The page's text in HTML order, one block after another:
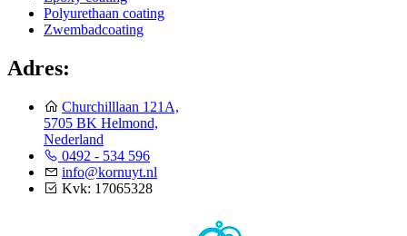
Polyurethaan coating
Zwembadcoating
Adres:
Churchilllaan 121A,
5705 BK Helmond,
Nederland
0492 - 534 596
info@kornuyt.nl
Kvk: 17065328